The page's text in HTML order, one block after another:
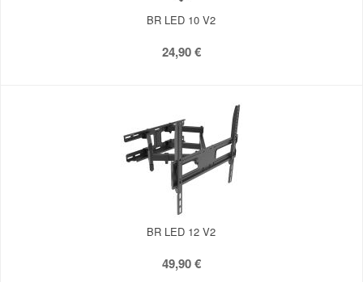
BR LED 10 V2
24,90 €
BR LED 12 V2
49,90 €